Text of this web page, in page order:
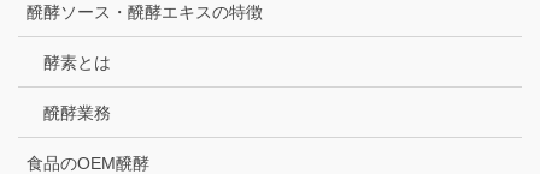
醗酵ソース・醗酵エキスの特徴
酵素とは
醗酵業務
食品のOEM醗酵